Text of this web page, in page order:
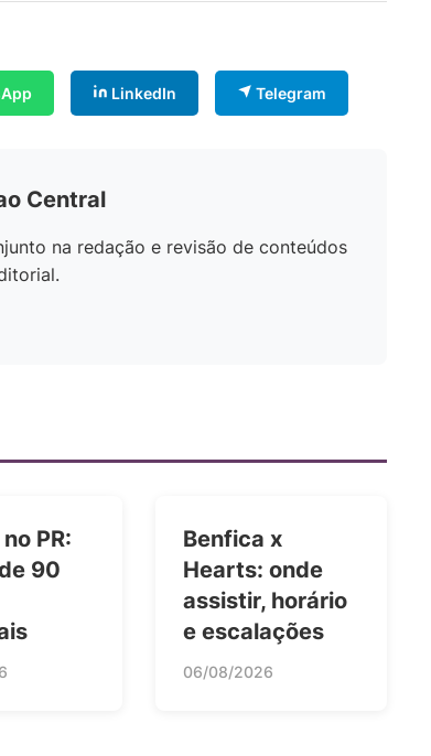
LinkedIn Telegram
Central
na redação e revisão de conteúdos
PR:
90
Benfica x
Hearts: onde
assistir, horário
e escalações
06/08/2026